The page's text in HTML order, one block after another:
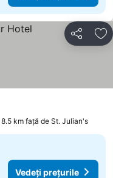
Distribuiți
km faţă de St. Julian's
Vedeți prețurile